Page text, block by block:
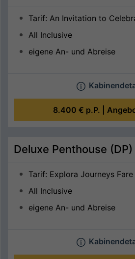
Tarif: An Invitation to
All Inclusive
eigene An- und Abreise
8.400 € p.P. |
Deluxe Penthouse (DP)
Tarif: Explora Journeys Fare
All Inclusive
eigene An- und Abreise